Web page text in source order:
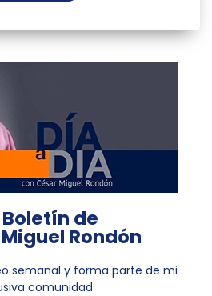
Boletín de
Rondón
semanal y forma parte de mi
comunidad